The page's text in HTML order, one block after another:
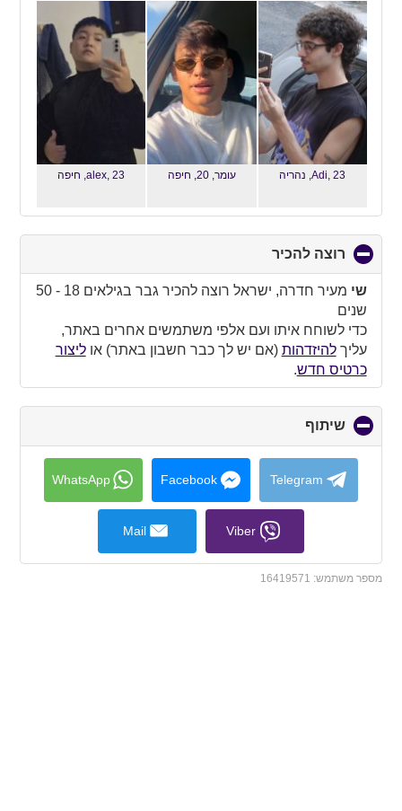
collapse
contents
Adi, 23, נהריה עומר, 20, חיפה alex, 23, חיפה
רוצה להכיר
to
collapse
שי
מעיר חדרה, ישראל רוצה להכיר גבר בגילאים 18 - 50
שנים
כדי לשוחח איתו ועם אלפי משתמשים אחרים באתר,
עליךלהיזדהות (אם יש לך כבר חשבון באתר) אוליצור
כרטיס חדש.
שיתוף
to
collapse
contents
Telegram
Facebook
WhatsApp
Viber
Mail
מספר משתמש: 16419571